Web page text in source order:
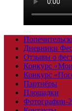
Дневники
Отзывы о
Конкурс
Конкурс
Партнёры
Площадки
Фотографии-